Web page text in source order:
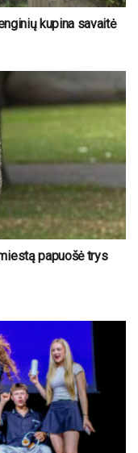
kupina savaitė
papuošė trys